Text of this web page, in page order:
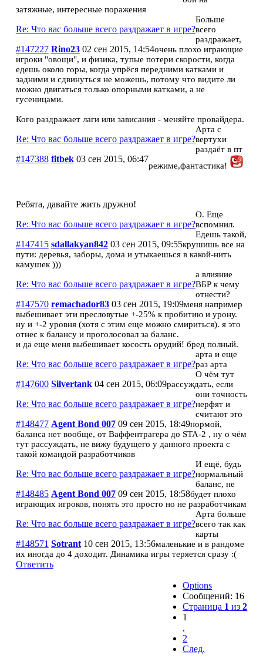
затяжные, интересные поражения
Re: Что вас больше всего раздражает в игре?
#147227 Rino23 02 сен 2015, 14:54
Больше
всего
раздражает,
очень плохо играющие
игроки "овощи", и физика, тупые потери скорости, когда
едешь около горы, когда упрёся передними катками и
задними и сдвинуться не можешь, потому что видите ли
можно двигаться только опорными катками, а не
гусеницами.
Кого раздражает лаги или зависания - меняйте провайдера.
Re: Что вас больше всего раздражает в игре?
#147388 fitbek 03 сен 2015, 06:47
Арта с
вертухи
раздаёт в пт
режиме,фантастика!
Ребята, давайте жить дружно!
Re: Что вас больше всего раздражает в игре?
#147415 sdallakyan842 03 сен 2015, 09:55
О. Еще
вспомнил.
Едешь такой,
крушишь все на
пути: деревья, заборы, дома и утыкаешься в какой-нить
камушек )))
Re: Что вас больше всего раздражает в игре?
#147570 remachador83 03 сен 2015, 19:09
а влияние
ВБР к чему
отнести?
меня например
выбешивает эти пресловутые +-25% к пробитию и урону.
ну и +-2 уровня (хотя с этим еще можно смириться). я это
отнес к балансу и проголосовал за баланс.
и да еще меня выбешивает косость орудий! бред полный.
Re: Что вас больше всего раздражает в игре?
#147600 Silvertank 04 сен 2015, 06:09
арта и еще
раз арта
Re: Что вас больше всего раздражает в игре?
#148477 Agent Bond 007 09 сен 2015, 18:49
О чём тут
рассуждать, если
они точность
нерфят и
считают это
нормой,
баланса нет вообще, от Ваффентрагера до STA-2 , ну о чём
тут рассуждать, не вижу будущего у данного проекта с
такой командой разработчиков
Re: Что вас больше всего раздражает в игре?
#148485 Agent Bond 007 09 сен 2015, 18:58
И ещё, будь
нормальный
баланс, не
будет плохо
играющих игроков, понять это просто но не разработчикам
Re: Что вас больше всего раздражает в игре?
#148571 Sotrant 10 сен 2015, 13:56
Арта больше
всего так как
карты
маленькие и в рандоме
их иногда до 4 доходит. Динамика игры теряется сразу :(
Ответить
Options
Сообщений: 16
Страница 1 из2
1
,
2
След.